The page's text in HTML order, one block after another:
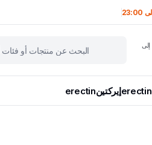
erectinإيركتينerectin